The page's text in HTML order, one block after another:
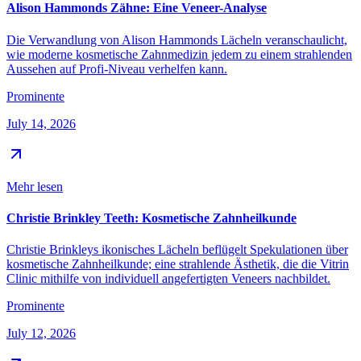
Alison Hammonds Zähne: Eine Veneer-Analyse
Die Verwandlung von Alison Hammonds Lächeln veranschaulicht,
wie moderne kosmetische Zahnmedizin jedem zu einem strahlenden
Aussehen auf Profi-Niveau verhelfen kann.
Prominente
July 14, 2026
Mehr lesen
Christie Brinkley Teeth: Kosmetische Zahnheilkunde
Christie Brinkleys ikonisches Lächeln beflügelt Spekulationen über
kosmetische Zahnheilkunde; eine strahlende Ästhetik, die die Vitrin
Clinic mithilfe von individuell angefertigten Veneers nachbildet.
Prominente
July 12, 2026